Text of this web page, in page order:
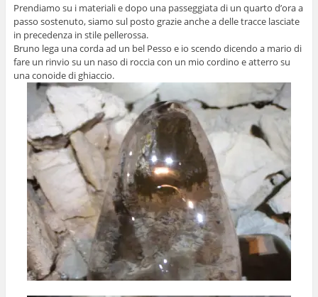
Prendiamo su i materiali e dopo una passeggiata di un quarto d’ora a
passo sostenuto, siamo sul posto grazie anche a delle tracce lasciate
in precedenza in stile pellerossa.
Bruno lega una corda ad un bel Pesso e io scendo dicendo a mario di
fare un rinvio su un naso di roccia con un mio cordino e atterro su
una conoide di ghiaccio.